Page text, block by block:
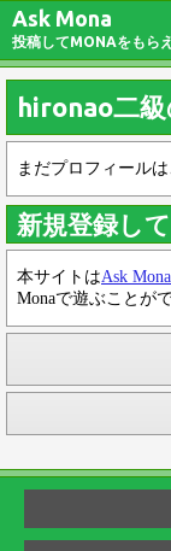
Ask Mona
投稿してMONAをもらえ
hironao二
まだプロフィール
新規登録し
本サイトはAsk
Monaで遊ぶことが